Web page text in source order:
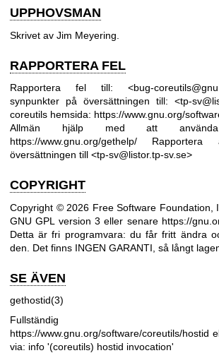
UPPHOVSMAN
Skrivet av Jim Meyering.
RAPPORTERA FEL
Rapportera fel till: <bug-
synpunkter på översättningen till: <tp-
coreutils hemsida: https://www.gnu.org/
Allmän hjälp med att använda
https://www.gnu.org/gethelp/
Rapportera
översättningen till <tp-sv@listor.tp-sv.se>
COPYRIGHT
Copyright © 2026 Free Software Foundation,
GNU GPL version 3 eller senare https://
Detta är fri programvara: du får fritt ändra
den. Det finns INGEN GARANTI, så långt
SE ÄVEN
gethostid(3)
Fullständig
https://www.gnu.org/software/coreutils/hostid
via: info '(coreutils) hostid invocation'